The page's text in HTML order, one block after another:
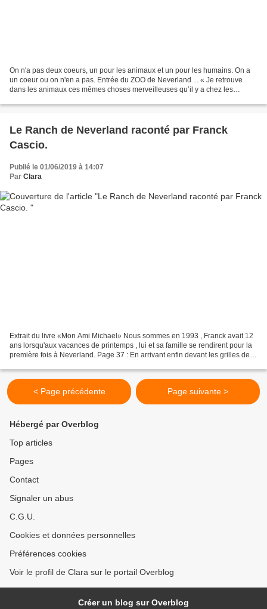
On n'a pas deux coeurs, un pour les animaux et un pour les humains. On a
un coeur ou on n'en a pas. Entrée du ZOO de Neverland ... « Je retrouve
dans les animaux ces mêmes choses merveilleuses qu’il y a chez les
Le Ranch de Neverland raconté par Franck
Cascio.
Publié le 01/06/2019 à 14:07
Par Clara
Extrait du livre «Mon Ami Michael» Nous sommes en 1993 , Franck avait 12
ans lorsqu'aux vacances de printemps , lui et sa famille se rendirent pour la
première fois à Neverland. Page 37 : En arrivant enfin devant les grilles de
< Page précédente Page suivante >
Hébergé par Overblog
Top articles
Pages
Contact
Signaler un abus
C.G.U.
Cookies et données personnelles
Préférences cookies
Voir le profil de Clara sur le portail Overblog
Créer un blog sur Overblog